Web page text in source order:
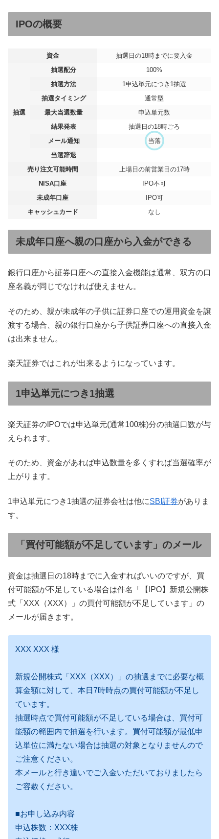
IPOの概要
資金 抽選日の18時までに要入金
抽選
抽選配分
100%
抽選方法
1申込単元につき1抽選
抽選タイミング
通常型
最大当選数量
申込単元数
結果発表
抽選日の18時ごろ
メール通知
当落
当選辞退
売り注文可能時間
上場日の前営業日の17時
NISA口座
IPO不可
未成年口座
IPO可
キャッシュカード
なし
未成年口座へ親の口座から入金ができる
銀行口座から証券口座への直接入金機能は通常、双方の口
座名義が同じでなければ使えません。
そのため、親が未成年の子供に証券口座での運用資金を譲
渡する場合、親の銀行口座から子供証券口座への直接入金
は出来ません。
楽天証券ではこれが出来るようになっています。
1申込単元につき1抽選
楽天証券のIPOでは申込単元(通常100株)分の抽選口数が与
えられます。
そのため、資金があれば申込数量を多くすれば当選確率が
上がります。
1申込単元につき1抽選の証券会社は他にSBI証券がありま
す。
「買付可能額が不足しています」のメール
資金は抽選日の18時までに入金すればいいのですが、買
付可能額が不足している場合は件名「【IPO】新規公開株
式「XXX（XXX）」の買付可能額が不足しています」の
メールが届きます。
XXX XXX 様
新規公開株式「XXX（XXX）」の抽選までに必要な概
算金額に対して、本日7時時点の買付可能額が不足し
ています。
抽選時点で買付可能額が不足している場合は、買付可
能額の範囲内で抽選を行います。買付可能額が最低申
込単位に満たない場合は抽選の対象となりませんので
ご注意ください。
本メールと行き違いでご入金いただいておりましたら
ご容赦ください。
■お申し込み内容
申込株数：XXX株